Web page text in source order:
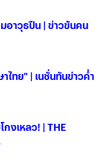
อาวุธปืน | ข่าวข้นคน
ไทย" | เนชั่นทันข่าวค่ำ
งเหลว! | THE